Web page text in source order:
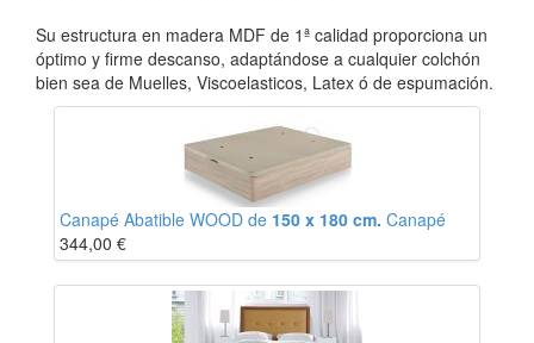
Su estructura en madera MDF de 1ª calidad proporciona un
óptimo y firme descanso, adaptándose a cualquier colchón
bien sea de Muelles, Viscoelasticos, Latex ó de espumación.
Canapé Abatible WOOD de 150 x 180 cm. Canapé
344,00 €